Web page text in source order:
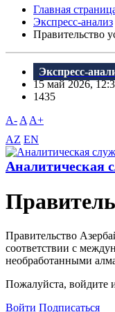
Главная
Экспресс-анализ
Правительство
Экспресс-
15 май 2026,
1435
A- A A+
AZ EN
Аналитическая
Правительство
соответствии с
необработанными
Пожалуйста, войдите
Войти Подписаться